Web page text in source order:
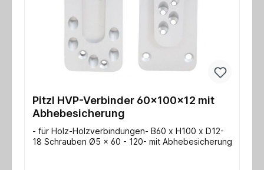
Pitzl HVP-Verbinder 60x100x12 mit
Abhebesicherung
- für Holz-Holzverbindungen- B60 x H100 x D12-
18 Schrauben Ø5 x 60 - 120- mit Abhebesicherung